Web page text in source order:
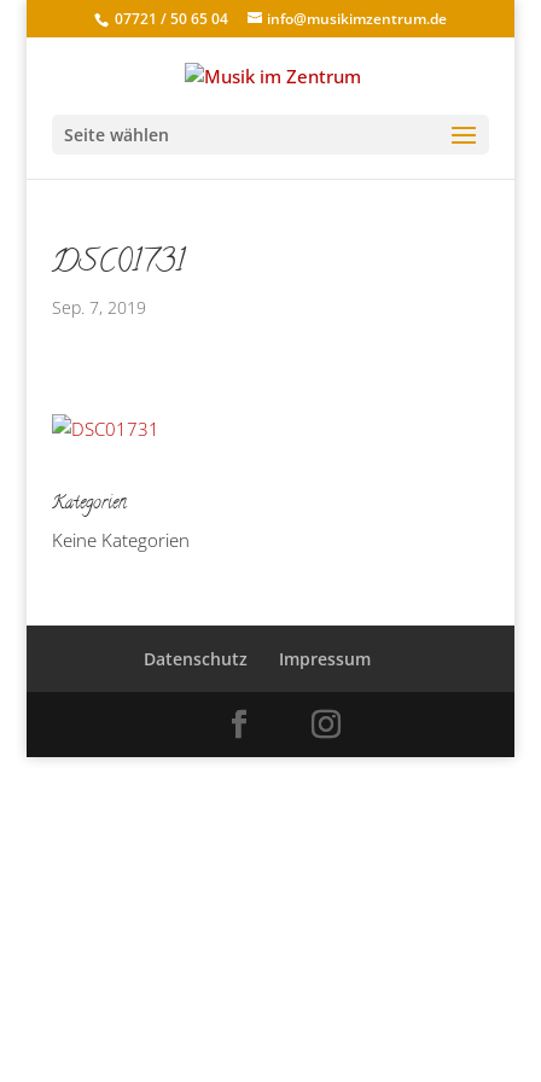
07721 / 50 65 04 info@musikimzentrum.de
Seite wählen
DSC01731
Sep. 7, 2019
Kategorien
Keine Kategorien
Datenschutz Impressum